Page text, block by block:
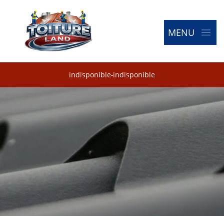
MENU
indisponible-indisponible